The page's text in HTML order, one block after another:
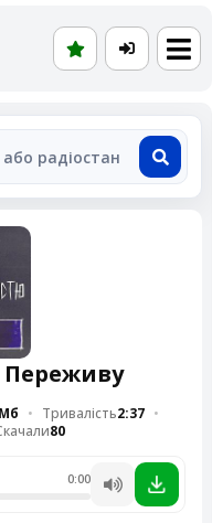
Переживу
Тривалість2:37
80
0:00